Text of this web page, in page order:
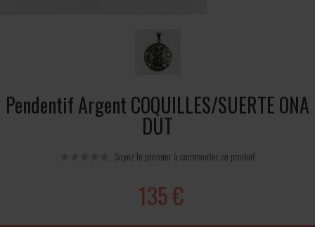
Pendentif Argent COQUILLES/SUERTE ONA
DUT
Soyez le premier à commenter ce produit
135 €